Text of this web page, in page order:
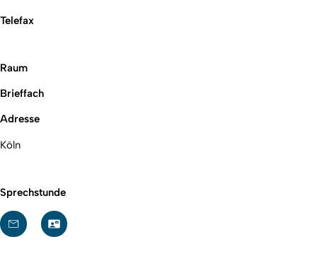
Telefax
Raum
Brieffach
Adresse
Köln
Sprechstunde